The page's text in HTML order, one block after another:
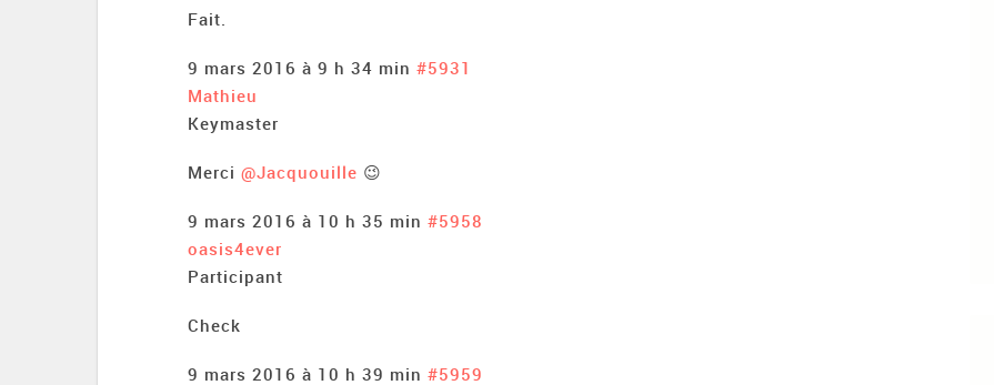
Fait.
9 mars 2016 à 9 h 34 min #5931
Mathieu
Keymaster
Merci@Jacquouille 😉
9 mars 2016 à 10 h 35 min #5958
oasis4ever
Participant
Check
9 mars 2016 à 10 h 39 min #5959